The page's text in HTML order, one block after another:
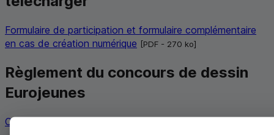
Formulaire de participation et formulaire complémentaire
en cas de création numérique [PDF - 270 ko]
Règlement du concours de dessin
Eurojeunes
Consulter le règlement du concours